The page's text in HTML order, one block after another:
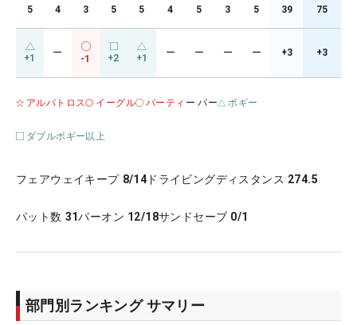
5 4 3 5 5 4 5 3 5 39 75
+1 ー
-1 +2 +1 ー ー ー ー +3 +3
アルバトロス イーグル バーティ ー パー ボギー
ダブルボギー以上
フェアウェイキープ 8/14 ドライビングディスタンス 274.5
パット数 31パーオン 12/18サンドセーブ 0/1
部門別ランキング サマリー